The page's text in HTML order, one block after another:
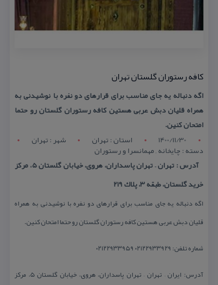
كافه رستوران گلستان تهران
اگه دنباله یه جای مناسب برای قرارهای دو نفره با نوشیدنی به
همراه قلیان دبش عربی هستین كافه رستوران گلستان رو حتما
امتحان كنین.
1400/11/30
استان : تهران شهر : تهران
دسته : چایخانه , مهمانسرا و رستوران
آدرس : تهران – تهران پاسداران، هروی، خیابان گلستان ۵، مركز
خرید گلستان، طبقه ۳، پلاك ۲۱۹
اگه دنباله یه جای مناسب برای قرارهای دو نفره با نوشیدنی به همراه
قلیان دبش عربی هستین كافه رستوران گلستان رو حتما امتحان كنین.
شماره تلفن: ۰۲۱۲۲۹۳۳۹۲۹ ۰۲۱۲۲۹۳۳۹۵۹
آدرس: ایران – تهران – تهران پاسداران، هروی، خیابان گلستان ۵، مركز